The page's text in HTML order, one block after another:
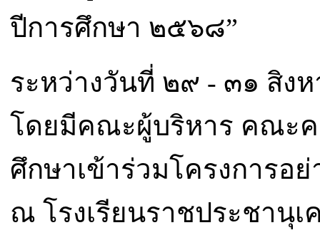
ปีการศึกษา ๒๕๖๘”
ระหว่างวันที่ ๒๙ - ๓๑ สิง
โดยมีคณะผู้บริหาร คณะค
ศึกษาเข้าร่วมโครงการอย่
ณ โรงเรียนราชประชานุ